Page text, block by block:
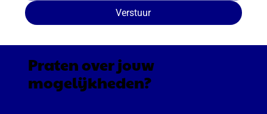
Verstuur
Praten over jouw
mogelijkheden?